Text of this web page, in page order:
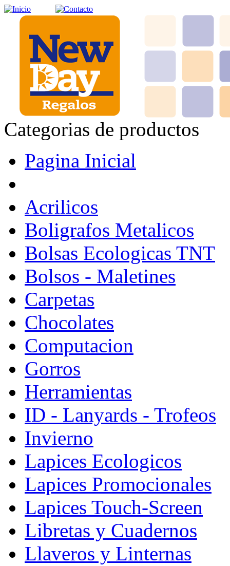
Categorias de productos
Pagina Inicial
Acrilicos
Boligrafos Metalicos
Bolsas Ecologicas TNT
Bolsos - Maletines
Carpetas
Chocolates
Computacion
Gorros
Herramientas
ID - Lanyards - Trofeos
Invierno
Lapices Ecologicos
Lapices Promocionales
Lapices Touch-Screen
Libretas y Cuadernos
Llaveros y Linternas